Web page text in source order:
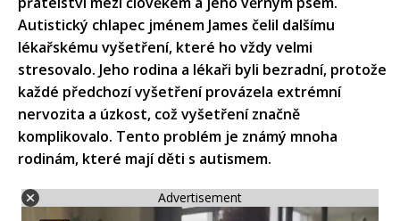
Autistický chlapec jménem James čelil dalšímu
lékařskému vyšetření, které ho vždy velmi
stresovalo. Jeho rodina a lékaři byli bezradní, protože
každé předchozí vyšetření provázela extrémní
nervozita a úzkost, což vyšetření značně
komplikovalo. Tento problém je známý mnoha
rodinám, které mají děti s autismem.
Advertisement